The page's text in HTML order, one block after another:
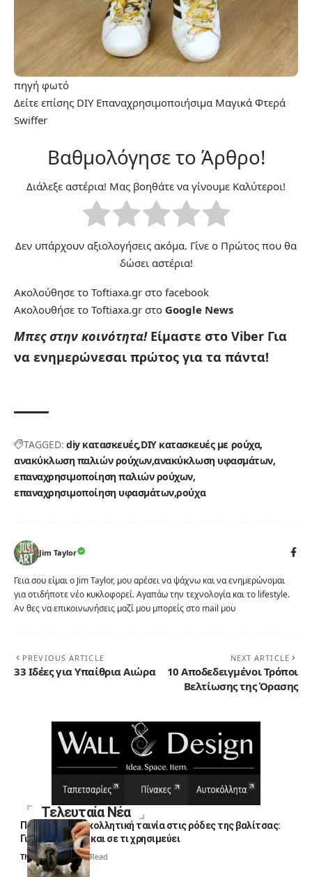
πηγή φωτό
Δείτε επίσης DIY Επαναχρησιμοποιήσιμα Μαγικά Φτερά
Swiffer
Βαθμολόγησε το Άρθρο!
Διάλεξε αστέρια! Μας βοηθάτε να γίνουμε Καλύτεροι!
Δεν υπάρχουν αξιολογήσεις ακόμα. Γίνε ο Πρώτος που θα
δώσει αστέρια!
Ακολούθησε το Toftiaxa.gr στο facebook
Ακολουθήσε το Toftiaxa.gr στο Google News
Μπες στην κοινότητα! Είμαστε στο Viber Για
να ενημερώνεσαι πρώτος για τα πάντα!
TAGGED: diy κατασκευές DIY κατασκευές με ρούχα
ανακύκλωση παλιών ρούχωνανακύκλωση υφασμάτων
επαναχρησιμοποίηση παλιών ρούχων
επαναχρησιμοποίηση υφασμάτωνρούχα
Jim Taylor
Γεια σου είμαι ο Jim Taylor, μου αρέσει να ψάχνω και να ενημερώνομαι
για οτιδήποτε νέο κυκλοφορεί. Αγαπάω την τεχνολογία και το lifestyle.
Αν θες να επικοινωνήσεις μαζί μου μπορείς στο mail μου
PREVIOUS ARTICLE
33 Ιδέες για Υπαίθρια Αιώρα
NEXT ARTICLE
10 Αποδεδειγμένοι Τρόποι
Βελτίωσης της Όρασης
Τελευταία Νέα
Πολλοί βάζουν κολλητική ταινία στις ρόδες της βαλίτσας:
Γιατί το κάνουν και σε τι χρησιμεύει
Thali Ombre 4 Min Read